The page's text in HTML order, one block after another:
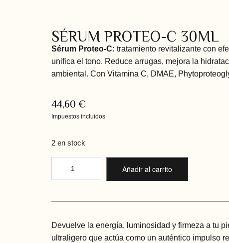
SÉRUM PROTEO-C 30ML
Sérum Proteo-C: tratamiento revitalizante con
unifica el tono. Reduce arrugas, mejora la
ambiental. Con Vitamina C, DMAE,
44,60€
Impuestos incluidos
2 en stock
Añadir al carrito
Devuelve la energía, luminosidad y firmeza a tu
ultraligero que actúa como un auténtico impulso